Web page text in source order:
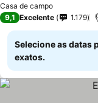
Casa de campo
9,1 Excelente 1.179
Selecione as datas
exatos.